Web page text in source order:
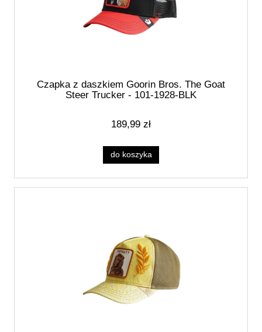
Czapka z daszkiem Goorin Bros. The Goat
Steer Trucker - 101-1928-BLK
189,99 zł
do koszyka